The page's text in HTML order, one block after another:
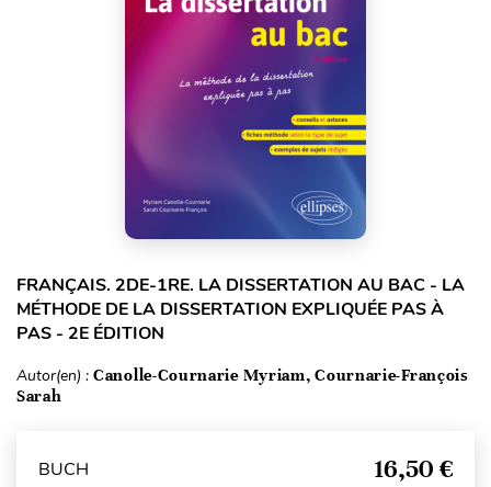
FRANÇAIS. 2DE-1RE. LA DISSERTATION AU BAC - LA
MÉTHODE DE LA DISSERTATION EXPLIQUÉE PAS À
PAS - 2E ÉDITION
Autor(en) : Canolle-Cournarie Myriam, Cournarie-François
Sarah
BUCH 16,50 €